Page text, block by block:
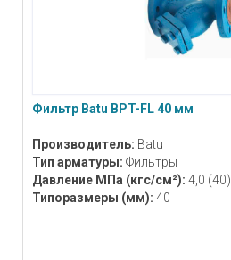
Фильтр Batu BPT-FL 40 мм
Производитель: Batu
Тип арматуры: Фильтры
Давление МПа (кгс/см²): 4,0 (40)
Типоразмеры (мм): 40